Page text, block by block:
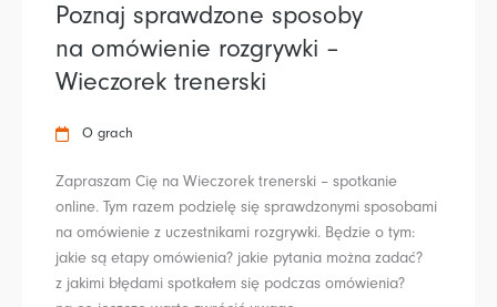
Poznaj sprawdzone sposoby
na omówienie rozgrywki –
Wieczorek trenerski
O grach
Zapraszam Cię na Wieczorek trenerski – spotkanie
online. Tym razem podzielę się sprawdzonymi sposobami
na omówienie z uczestnikami rozgrywki. Będzie o tym:
jakie są etapy omówienia? jakie pytania można zadać?
z jakimi błędami spotkałem się podczas omówienia?